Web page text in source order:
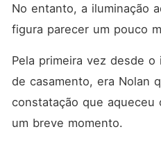
No entanto, a iluminação
figura parecer um pouco
Pela primeira vez desde
de casamento, era Nolan
constatação que aqueceu
um breve momento.